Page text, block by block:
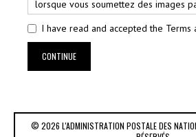
lorsque vous soumettez des images
commander des Timbres
Veuillez noter que le présent Accord
des Nations Unies (disponibles à
[www.un.org/fr/aboutun/terms]) et
I have read and accepted the Terms
CONTINUE
© 2026 L'ADMINISTRATION POSTALE DES